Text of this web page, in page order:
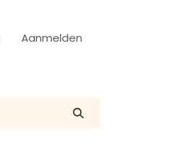
Aanmelden